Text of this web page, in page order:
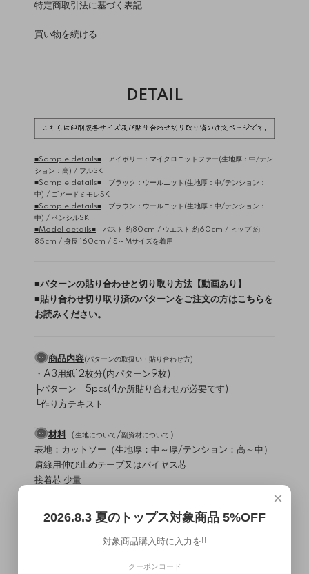
特定商取引法に基づく表記
買い物を続ける
DETAIL
■Sample details■ アイボリー：マイクロニットファー(生地厚：中/テン
ション：高) / フルSK
■Sample details■ ブラック：ウールニット(生地厚：中/テンション：
中) / ゴアードミモレSK
■Sample details■ ブラウン：ウールニット(生地厚：中/テンション：
中) / ペンシルSK
■Model details■ バスト 約80cm / ウエスト 約60cm / ヒップ 約
85cm / 身長 160cm / S～Mサイズを着用
■パターンの貼り合わせと切り取り方法【動画あり】
■ 貼り合わせ切り取り済のパターンをご注文の方はこちらを
お読みください。
商品内容(パターンの取扱い・貼り合わせ方)
・A3用紙12枚分(内パターン9枚)
├パターン 5pcs(4か所貼り合わせが必要です)
└作り方テキスト
材料 （生地について/副資材について ）
表地：カットソー（生地厚：中～厚/テンション：高～中）
肩線用伸び止めテープ又はバイヤス芯
接着芯 少量
└S～M 64cm / L～LL 65cm
使用ミシン・縫製レベル （ ミシンについて）
縫製難易度・・・★★★☆☆
×
2026.8.3 夏のトップス対象商品 5%OFF
対象商品購入時に入力を!!
クーポンコード